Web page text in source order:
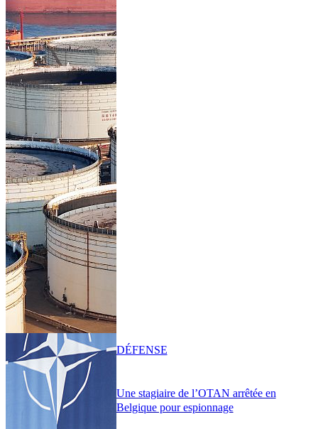
Une stagiaire de l’OTAN arrêtée en
Belgique pour espionnage
DÉFENSE